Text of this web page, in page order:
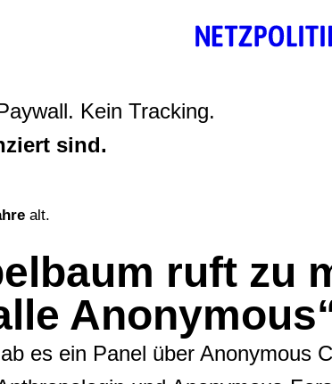
Kein Tracking.
sind.
alt.
ruft zu
es ein Panel über Anonymous